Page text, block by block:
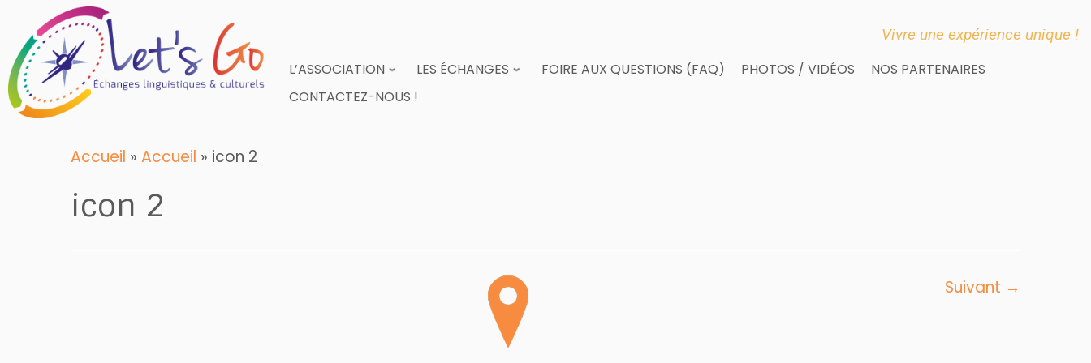
content
Vivre une expérience unique !
L’ASSOCIATION
LES ÉCHANGES FOIRE AUX QUESTIONS (FAQ) PHOTOS / VIDÉOS
NOS PARTENAIRES
CONTACTEZ-NOUS !
Accueil » Accueil » icon 2
icon 2
Suivant →